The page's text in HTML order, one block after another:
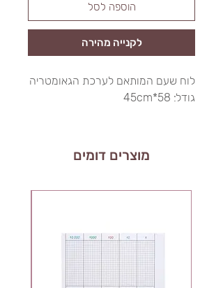
הוספה לסל
לקנייה מהירה
לוח שעם המותאם לערכת הגאומטריה
גודל: 58*45cm
מוצרים דומים